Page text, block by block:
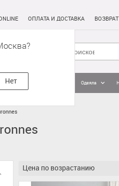
Нет
ОПЛАТА И ДОСТАВКА
белье Одеяла
Цена по возрастанию